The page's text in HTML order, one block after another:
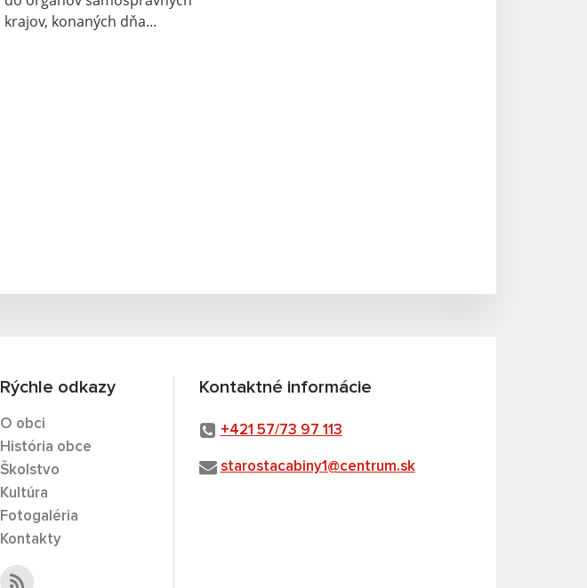
krajov, konaných dňa...
Rýchle odkazy
O obci
História obce
Školstvo
Kultúra
Fotogaléria
Kontakty
Kontaktné informácie
+421 57/73 97 113
starostacabiny1@centrum.sk